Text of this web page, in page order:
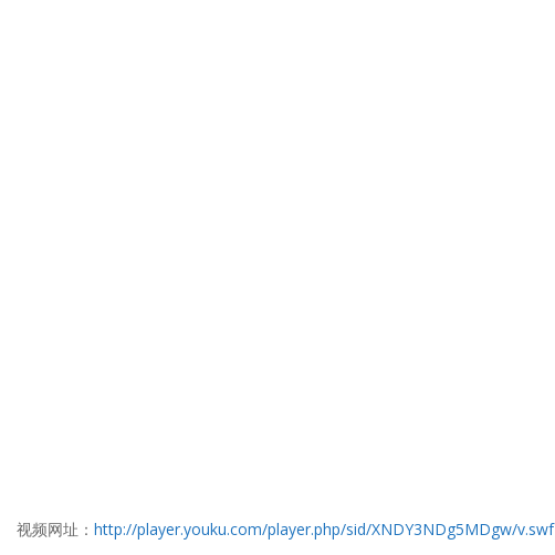
视频网址： http://player.youku.com/player.php/sid/XNDY3NDg5MDgw/v.swf